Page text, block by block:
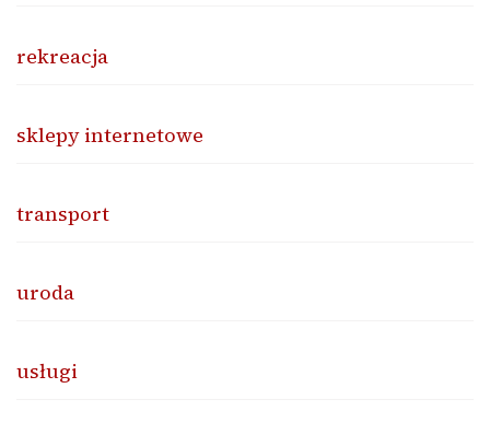
rekreacja
sklepy internetowe
transport
uroda
usługi